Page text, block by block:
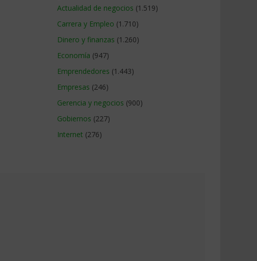
Actualidad de negocios (1.519)
Carrera y Empleo (1.710)
Dinero y finanzas (1.260)
Economía (947)
Emprendedores (1.443)
Empresas (246)
Gerencia y negocios (900)
Gobiernos (227)
Internet (276)